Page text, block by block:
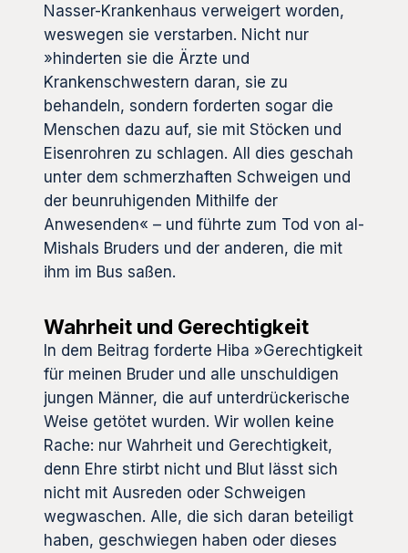
Nasser-Krankenhaus verweigert worden,
weswegen sie verstarben. Nicht nur
»hinderten sie die Ärzte und
Krankenschwestern daran, sie zu
behandeln, sondern forderten sogar die
Menschen dazu auf, sie mit Stöcken und
Eisenrohren zu schlagen. All dies geschah
unter dem schmerzhaften Schweigen und
der beunruhigenden Mithilfe der
Anwesenden« – und führte zum Tod von al-
Mishals Bruders und der anderen, die mit
ihm im Bus saßen.
Wahrheit und Gerechtigkeit
In dem Beitrag forderte Hiba »Gerechtigkeit
für meinen Bruder und alle unschuldigen
jungen Männer, die auf unterdrückerische
Weise getötet wurden. Wir wollen keine
Rache: nur Wahrheit und Gerechtigkeit,
denn Ehre stirbt nicht und Blut lässt sich
nicht mit Ausreden oder Schweigen
wegwaschen. Alle, die sich daran beteiligt
haben, geschwiegen haben oder dieses